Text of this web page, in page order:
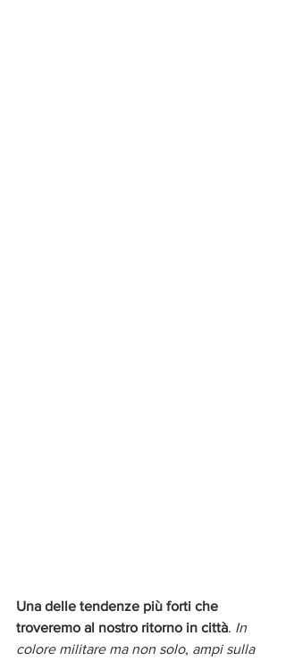
Una delle tendenze più forti che
troveremo al nostro ritorno in città. In
colore militare ma non solo, ampi sulla